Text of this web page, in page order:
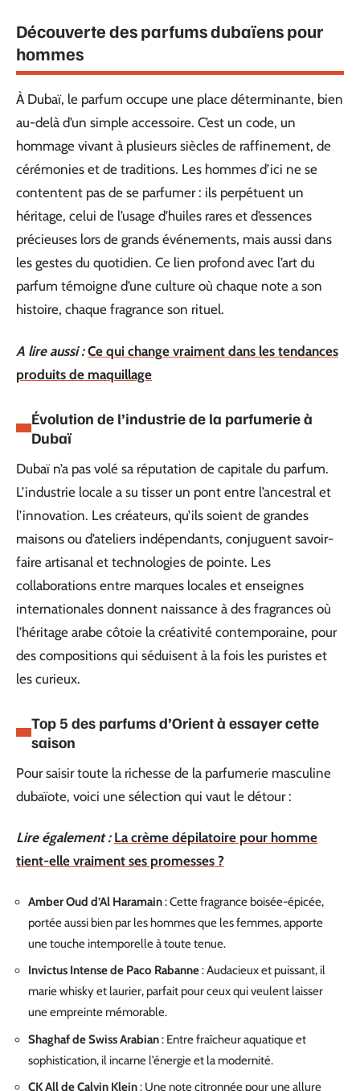
Découverte des parfums dubaïens pour
hommes
À Dubaï, le parfum occupe une place déterminante, bien
au-delà d’un simple accessoire. C’est un code, un
hommage vivant à plusieurs siècles de raffinement, de
cérémonies et de traditions. Les hommes d’ici ne se
contentent pas de se parfumer : ils perpétuent un
héritage, celui de l’usage d’huiles rares et d’essences
précieuses lors de grands événements, mais aussi dans
les gestes du quotidien. Ce lien profond avec l’art du
parfum témoigne d’une culture où chaque note a son
histoire, chaque fragrance son rituel.
A lire aussi : Ce qui change vraiment dans les tendances
produits de maquillage
Évolution de l’industrie de la parfumerie à
Dubaï
Dubaï n’a pas volé sa réputation de capitale du parfum.
L’industrie locale a su tisser un pont entre l’ancestral et
l’innovation. Les créateurs, qu’ils soient de grandes
maisons ou d’ateliers indépendants, conjuguent savoir-
faire artisanal et technologies de pointe. Les
collaborations entre marques locales et enseignes
internationales donnent naissance à des fragrances où
l’héritage arabe côtoie la créativité contemporaine, pour
des compositions qui séduisent à la fois les puristes et
les curieux.
Top 5 des parfums d’Orient à essayer cette
saison
Pour saisir toute la richesse de la parfumerie masculine
dubaïote, voici une sélection qui vaut le détour :
Lire également : La crème dépilatoire pour homme
tient-elle vraiment ses promesses ?
Amber Oud d’Al Haramain: Cette fragrance boisée-épicée,
portée aussi bien par les hommes que les femmes, apporte
une touche intemporelle à toute tenue.
Invictus Intense de Paco Rabanne: Audacieux et puissant, il
marie whisky et laurier, parfait pour ceux qui veulent laisser
une empreinte mémorable.
Shaghaf de Swiss Arabian: Entre fraîcheur aquatique et
sophistication, il incarne l’énergie et la modernité.
CK All de Calvin Klein: Une note citronnée pour une allure